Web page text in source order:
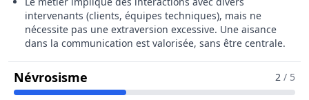
intervenants (clients, équipes techniques), mais ne
nécessite pas une extraversion excessive. Une aisance
dans la communication est valorisée, sans être centrale.
Névrosisme Pour Le Métier De Ingénieur /2 / 5